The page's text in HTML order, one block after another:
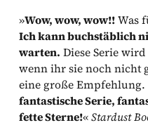
»Wow, wow, wow!!Was
Ich kann buchstäblich
warten. Diese Serie
wenn ihr sie noch nicht
eine große Empfehlung.
fantastische Serie,
fette Sterne!«Stardust